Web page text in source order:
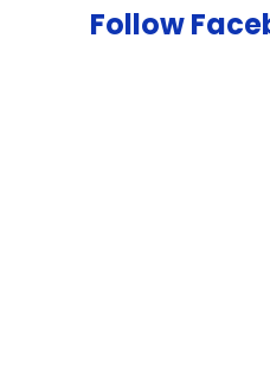
Follow